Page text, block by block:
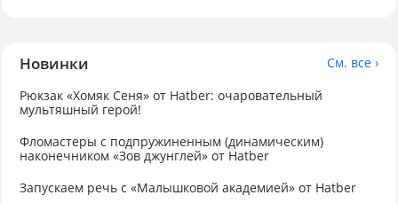
Новинки
См. все ›
Рюкзак «Хомяк Сеня» от Hatber: очаровательный
мультяшный герой!
Фломастеры с подпружиненным (динамическим)
наконечником «Зов джунглей» от Hatber
Запускаем речь с «Малышковой академией» от Hatber